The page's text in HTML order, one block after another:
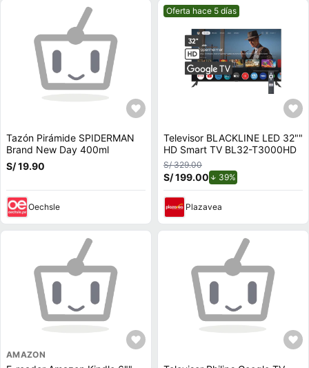
Tazón Pirámide SPIDERMAN
Brand New Day 400ml
S/ 19.90
Oechsle
Mejor precio.
Oferta hace 5 días
Televisor BLACKLINE LED 32""
HD Smart TV BL32-T3000HD
S/ 329.00
S/ 199.00 39%
Plazavea
AMAZON